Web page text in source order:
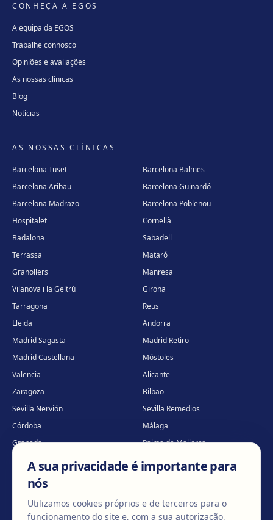
CONHEÇA A EGOS
A equipa da EGOS
Trabalhe connosco
Opiniões e avaliações
As nossas clínicas
Blog
Notícias
AS NOSSAS CLÍNICAS
Barcelona Tuset
Barcelona Balmes
Barcelona Aribau
Barcelona Guinardó
Barcelona Madrazo
Barcelona Poblenou
Hospitalet
Cornellà
Badalona
Sabadell
Terrassa
Mataró
Granollers
Manresa
Vilanova i la Geltrú
Girona
Tarragona
Reus
Lleida
Andorra
Madrid Sagasta
Madrid Retiro
Madrid Castellana
Móstoles
Valencia
Alicante
Zaragoza
Bilbao
Sevilla Nervión
Sevilla Remedios
Córdoba
Málaga
Granada
Palma de Mallorca
Tenerife
Portugal · Famalicão
Portugal · Guimarães
Clínica virtual
A sua privacidade é importante para
nós
Utilizamos cookies próprios e de terceiros para o
funcionamento do site e, com a sua autorização,